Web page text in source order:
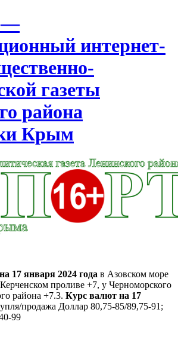
—
интернет-
газеты
района
Крым
17 января 2024 года в Азовском море
проливе +7, у Черноморского
района +7.3. Курс валют на 17
продажа Доллар 80,75-85/89,75-91;
99